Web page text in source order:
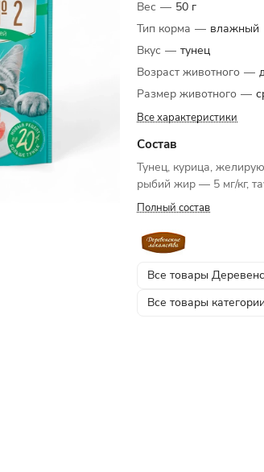
Вес — 50 г
Тип корма — влажный
Вкус — тунец
Возраст животного —
Размер животного —
Все характеристики
Состав
Тунец, курица,
рыбий жир — 5 мг/кг,
Полный состав
Все товары
Все товары категории